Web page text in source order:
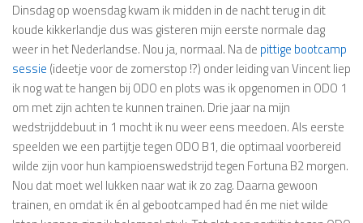
Dinsdag op woensdag kwam ik midden in de nacht terug in dit
koude kikkerlandje dus was gisteren mijn eerste normale dag
weer in het Nederlandse. Nou ja, normaal. Na de pittige bootcamp
sessie (ideetje voor de zomerstop !?) onder leiding van Vincent liep
ik nog wat te hangen bij ODO en plots was ik opgenomen in ODO 1
om met zijn achten te kunnen trainen. Drie jaar na mijn
wedstrijddebuut in 1 mocht ik nu weer eens meedoen. Als eerste
speelden we een partijtje tegen ODO B1, die optimaal voorbereid
wilde zijn voor hun kampioenswedstrijd tegen Fortuna B2 morgen.
Nou dat moet wel lukken naar wat ik zo zag. Daarna gewoon
trainen, en omdat ik én al gebootcamped had én me niet wilde